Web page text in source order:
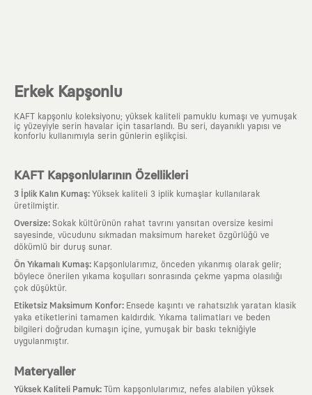
Erkek Kapşonlu
KAFT kapşonlu koleksiyonu; yüksek kaliteli pamuklu kumaşı ve yumuşak
iç yüzeyiyle serin havalar için tasarlandı. Bu seri, dayanıklı yapısı ve
konforlu kullanımıyla serin günlerin eşlikçisi.
KAFT Kapşonlularının Özellikleri
3 İplik Kalın Kumaş: Yüksek kaliteli 3 iplik kumaşlar kullanılarak
üretilmiştir.
Oversize: Sokak kültürünün rahat tavrını yansıtan oversize kesimi
sayesinde, vücudunu sıkmadan maksimum hareket özgürlüğü ve
dökümlü bir duruş sunar.
Ön Yıkamalı Kumaş: Kapşonlularımız, önceden yıkanmış olarak gelir;
böylece önerilen yıkama koşulları sonrasında çekme yapma olasılığı
çok düşüktür.
Etiketsiz Maksimum Konfor: Ensede kaşıntı ve rahatsızlık yaratan klasik
yaka etiketlerini tamamen kaldırdık. Yıkama talimatları ve beden
bilgileri doğrudan kumaşın içine, yumuşak bir baskı tekniğiyle
uygulanmıştır.
Materyaller
Yüksek Kaliteli Pamuk: Tüm kapşonlularımız, nefes alabilen yüksek